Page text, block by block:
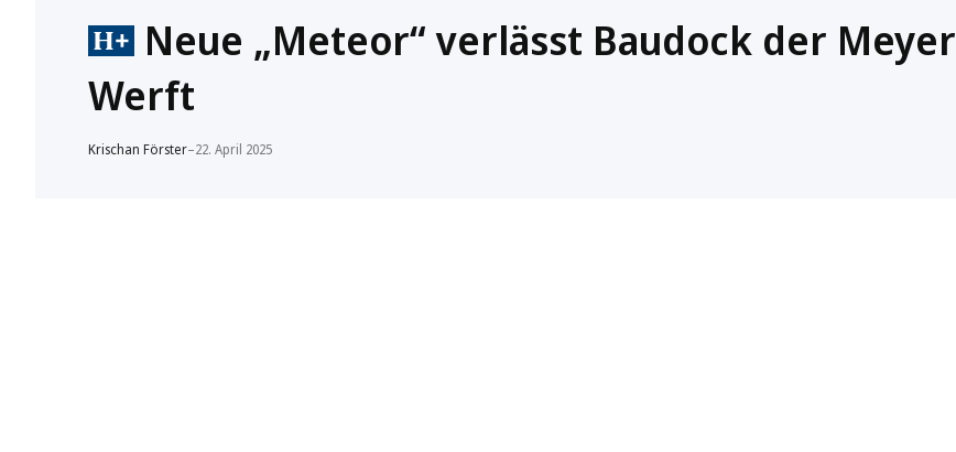
Neue „Meteor“ verlässt Baudock der Meyer
Werft
Krischan Förster–22. April 2025